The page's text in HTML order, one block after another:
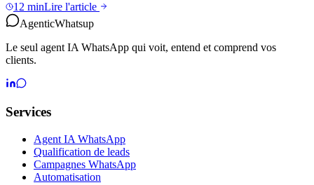
12 minLire l'article
AgenticWhatsup
Le seul agent IA WhatsApp qui voit, entend et comprend vos
clients.
Services
Agent IA WhatsApp
Qualification de leads
Campagnes WhatsApp
Automatisation